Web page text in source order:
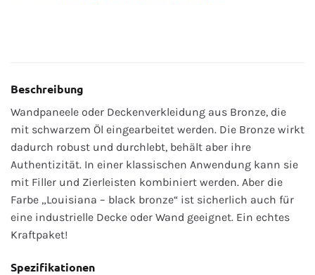
Beschreibung
Wandpaneele oder Deckenverkleidung aus Bronze, die
mit schwarzem Öl eingearbeitet werden. Die Bronze wirkt
dadurch robust und durchlebt, behält aber ihre
Authentizität. In einer klassischen Anwendung kann sie
mit Filler und Zierleisten kombiniert werden. Aber die
Farbe „Louisiana – black bronze“ ist sicherlich auch für
eine industrielle Decke oder Wand geeignet. Ein echtes
Kraftpaket!
Spezifikationen